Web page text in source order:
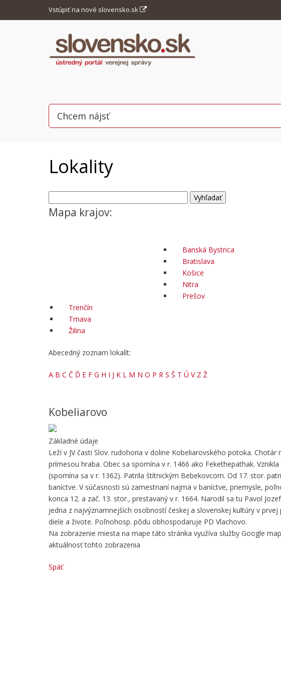
Vstúpiť na nové slovensko.sk
Lokality
Mapa krajov:
Banská Bystrica
Bratislava
Košice
Nitra
Prešov
Trenčín
Trnava
Žilina
Abecedný zoznam lokalít:
A B C Č Ď E F G H I J K L M N O P R S Š T Ú V Z Ž
Kobeliarovo
Základné údaje
Leží v JV časti Slov. rudohoria v doline Kobeliarovského potoka.
prímesou hraba. Obec sa spomína v r. 1466 ako Fekethepathak.
(spomína sa v r. 1362). Patrila štítnickým Bebekovcom. Od 17. stor.
baníctve. V súčasnosti sú zamestnaní najmä v baníctve, priemysle,
konca 12. a zač. 13. stor., prestavaný v r. 1664. Narodil sa tu Pavol
jedna z najvýznamnejších osobností českej a slovenskej kultúry v
diele a živote. Poľnohosp. pôdu obhospodaruje PD Vlachovo.
Na zobrazenie miesta na mape táto stránka využíva služby Google
aktuálnosť tohto zobrazenia
Späť